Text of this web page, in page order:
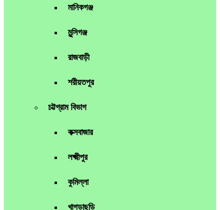
মানিকগঞ্জ
মুন্সিগঞ্জ
রাজবাড়ী
শরীয়তপুর
চট্টগ্রাম বিভাগ
কক্সবাজার
লক্ষ্মীপুর
কুমিল্লা
খাগড়াছড়ি